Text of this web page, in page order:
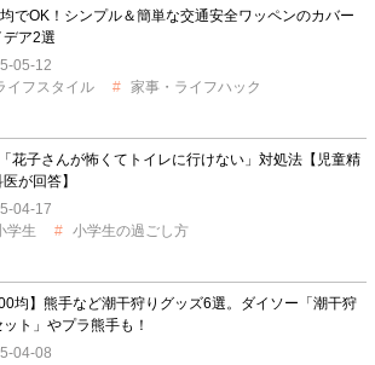
でOK！シンプル＆簡単な交通安全ワッペンのカバー
デア2選
05-12
イフスタイル
家事・ライフハック
花子さんが怖くてトイレに行けない」対処法【児童精
が回答】
04-17
学生
小学生の過ごし方
均】熊手など潮干狩りグッズ6選。ダイソー「潮干狩
ット」やプラ熊手も！
04-08